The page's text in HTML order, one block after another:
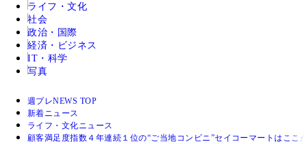
ライフ・文化
社会
政治・国際
経済・ビジネス
IT・科学
写真
週プレNEWS TOP
新着ニュース
ライフ・文化ニュース
顧客満足度指数４年連続１位の“ご当地コンビニ”セイコーマートはここ